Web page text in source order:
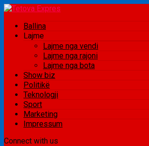
Ballina
Lajme
Lajme nga vendi
Lajme nga rajoni
Lajme nga bota
Show biz
Politikë
Teknologji
Sport
Marketing
Impressum
Connect with us